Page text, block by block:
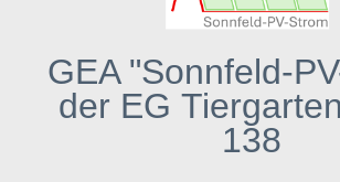
GEA "Sonnfeld-
der EG
138